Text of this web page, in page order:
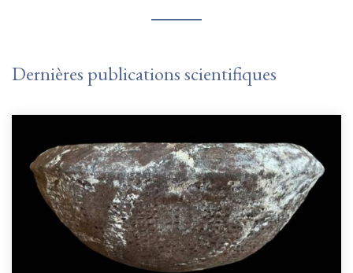
Dernières publications scientifiques